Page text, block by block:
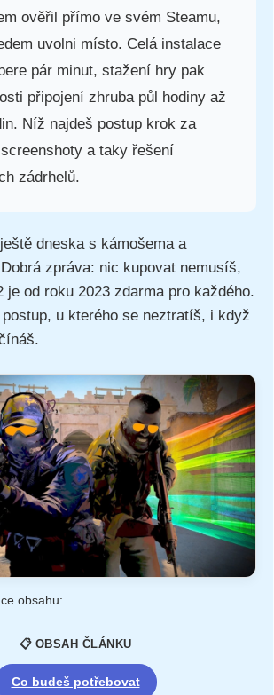
ověřil přímo ve svém Steamu,
uvolni místo. Celá instalace
pár minut, stažení hry pak
připojení zhruba půl hodiny až
Níž najdeš postup krok za
a taky řešení
zádrhelů.
dneska s kámošema a
zpráva: nic kupovat nemusíš,
je od roku 2023 zdarma pro každého.
u kterého se neztratíš, i když
obsahu:
📋 OBSAH ČLÁNKU
Co budeš potřebovat